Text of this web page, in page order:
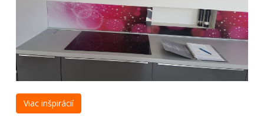
Viac inšpirácií